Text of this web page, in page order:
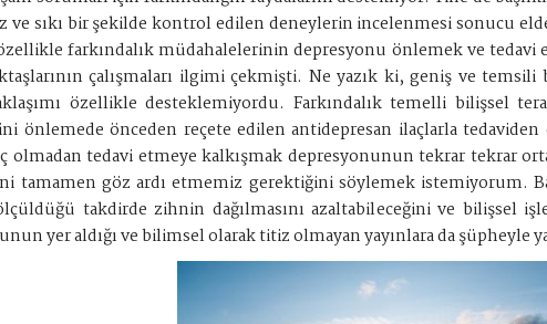
ve sıkı bir şekilde kontrol edilen deneylerin incelenmesi sonucu
farkındalık müdahalelerinin depresyonu önlemek ve
çalışmaları ilgimi çekmişti. Ne yazık ki, geniş ve
özellikle desteklemiyordu. Farkındalık temelli bilişsel
önlemede önceden reçete edilen antidepresan ilaçlarla
tedavi etmeye kalkışmak depresyonunun tekrar tekrar
tamamen göz ardı etmemiz gerektiğini söylemek istemiyorum.
takdirde zihnin dağılmasını azaltabileceğini ve bilişsel
yer aldığı ve bilimsel olarak titiz olmayan yayınlara da şüpheyle